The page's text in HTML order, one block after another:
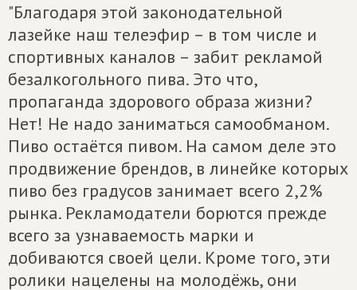
"Благодаря этой законодательной
лазейке наш телеэфир – в том числе и
спортивных каналов – забит рекламой
безалкогольного пива. Это что,
пропаганда здорового образа жизни?
Нет! Не надо заниматься самообманом.
Пиво остаётся пивом. На самом деле это
продвижение брендов, в линейке которых
пиво без градусов занимает всего 2,2%
рынка. Рекламодатели борются прежде
всего за узнаваемость марки и
добиваются своей цели. Кроме того, эти
ролики нацелены на молодёжь, они